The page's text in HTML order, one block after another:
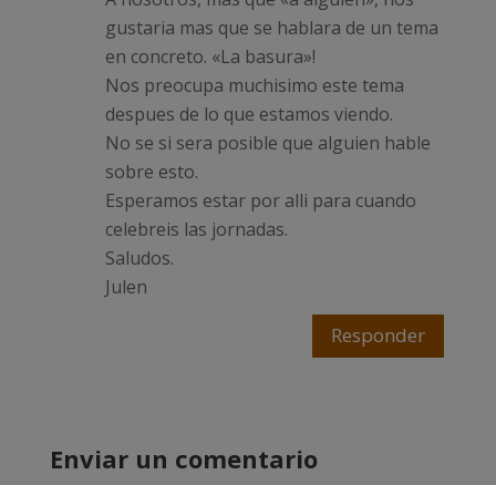
gustaria mas que se hablara de un tema
en concreto. «La basura»!
Nos preocupa muchisimo este tema
despues de lo que estamos viendo.
No se si sera posible que alguien hable
sobre esto.
Esperamos estar por alli para cuando
celebreis las jornadas.
Saludos.
Julen
Responder
Enviar un comentario